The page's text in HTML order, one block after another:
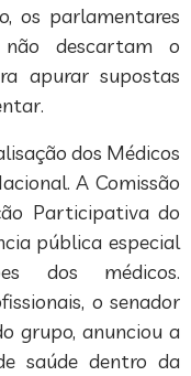
os parlamentares
não descartam o
apurar supostas
dos Médicos
A Comissão
Participativa do
pública especial
dos médicos.
o senador
grupo, anunciou a
saúde dentro da